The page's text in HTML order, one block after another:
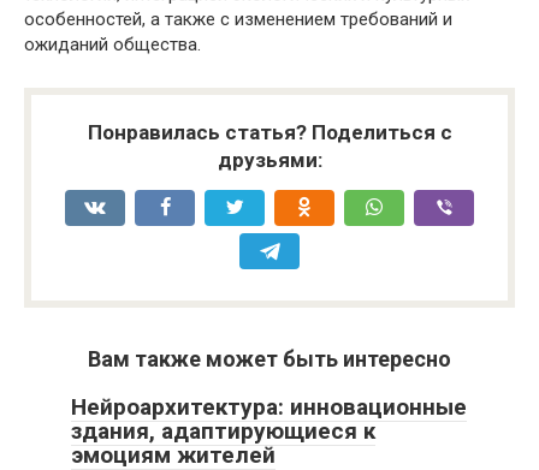
особенностей, а также с изменением требований и
ожиданий общества.
Понравилась статья? Поделиться с
друзьями:
Вам также может быть интересно
Нейроархитектура: инновационные
здания, адаптирующиеся к
эмоциям жителей